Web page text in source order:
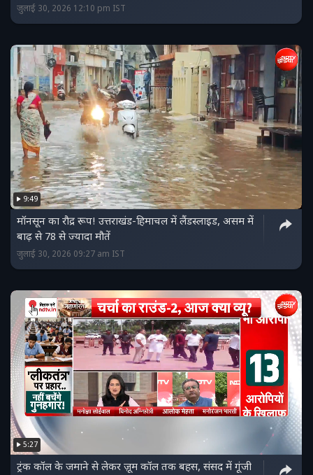
जुलाई 30, 2026 12:10 pm IST
9:49
मॉनसून का रौद्र रूप! उत्तराखंड-हिमाचल में लैंडस्लाइड, असम में
बाढ़ से 78 से ज्यादा मौतें
जुलाई 30, 2026 09:27 am IST
5:27
ट्रंक कॉल के जमाने से लेकर ज़ूम कॉल तक बहस, संसद में गूंजी